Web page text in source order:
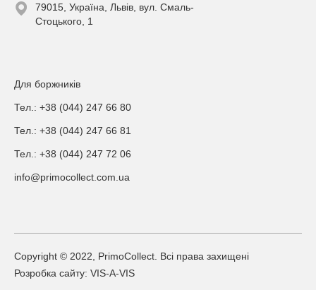
79015, Україна, Львів, вул. Смаль-
Стоцького, 1
Для боржників
Тел.: +38 (044) 247 66 80
Тел.: +38 (044) 247 66 81
Тел.: +38 (044) 247 72 06
info@primocollect.com.ua
Copyright © 2022, PrimoCollect. Всі права захищені
Розробка сайту: VIS-A-VIS